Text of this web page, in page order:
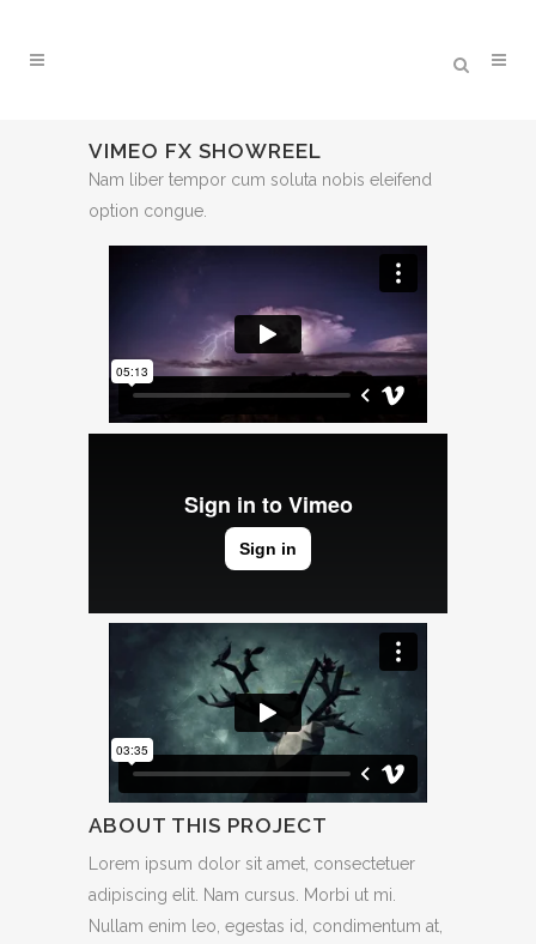
VIMEO FX SHOWREEL
Nam liber tempor cum soluta nobis eleifend
option congue.
ABOUT THIS PROJECT
Lorem ipsum dolor sit amet, consectetuer
adipiscing elit. Nam cursus. Morbi ut mi.
Nullam enim leo, egestas id, condimentum at,